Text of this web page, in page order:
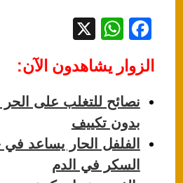
F
c
e
b
o
o
W
at
s
A
p
p
الزوار يشاهدون الآن:
نصائح للتغلب على
بدون تكييف
الفلفل الحار يساعد
السكر في الدم